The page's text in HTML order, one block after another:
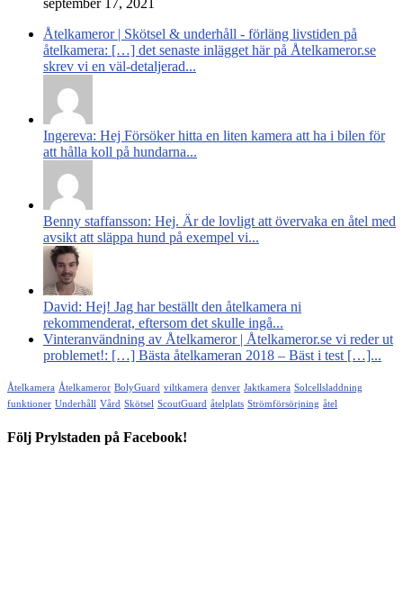
september 17, 2021
Åtelkameror | Skötsel & underhåll - förläng livstiden på
åtelkamera: […] det senaste inlägget här på Åtelkameror.se
skrev vi en väl-detaljerad...
Ingereva: Hej Försöker hitta en liten kamera att ha i bilen för
att hålla koll på hundarna...
Benny staffansson: Hej. Är de lovligt att övervaka en åtel med
avsikt att släppa hund på exempel vi...
David: Hej! Jag har beställt den åtelkamera ni
rekommenderat, eftersom det skulle ingå...
Vinteranvändning av Åtelkameror | Åtelkameror.se vi reder ut
problemet!: […] Bästa åtelkameran 2018 – Bäst i test […]...
Åtelkamera Åtelkameror BolyGuard viltkamera denver Jaktkamera Solcellsladdning
funktioner Underhåll Vård Skötsel ScoutGuard åtelplats Strömförsörjning åtel
Följ Prylstaden på Facebook!